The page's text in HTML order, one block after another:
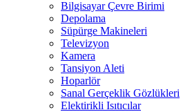
Bilgisayar Çevre Birimi
Depolama
Süpürge Makineleri
Televizyon
Kamera
Tansiyon Aleti
Hoparlör
Sanal Gerçeklik Gözlükleri
Elektirikli Isıtıcılar